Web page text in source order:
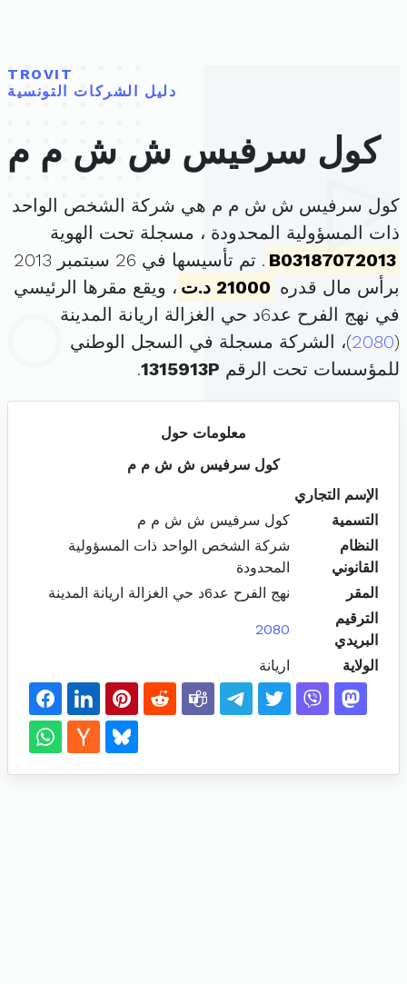
TROVIT
دليل الشركات التونسية
كول سرفيس ش ش م م
كول سرفيس ش ش م م هي شركة الشخص الواحد
ذات المسؤولية المحدودة ، مسجلة تحت الهوية
B03187072013
. تم تأسيسها في 26 سبتمبر 2013
برأس مال قدره 21000 د.ت
، ويقع مقرها الرئيسي
في نهج الفرح عد6د حي الغزالة اريانة المدينة
(
2080)، الشركة مسجلة في السجل الوطني
للمؤسسات تحت الرقم 1315913P
.
معلومات حول
كول سرفيس ش ش م م
الإسم التجاري
التسمية
كول سرفيس ش ش م م
النظام
القانوني
شركة الشخص الواحد ذات المسؤولية
المحدودة
المقر
نهج الفرح عد6د حي الغزالة اريانة المدينة
الترقيم
البريدي
2080
الولاية اريانة